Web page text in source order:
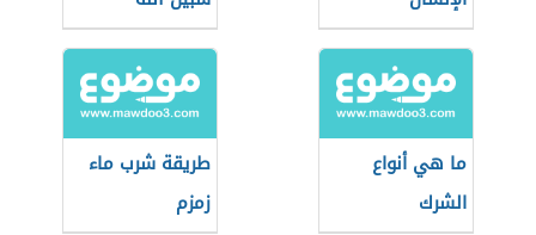
ما هي أنواع
الشرك
طريقة شرب ماء
زمزم